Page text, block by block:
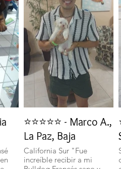
⭐⭐⭐⭐⭐ - Marco A.,
La Paz, Baja
California Sur "Fue
increíble recibir a mi